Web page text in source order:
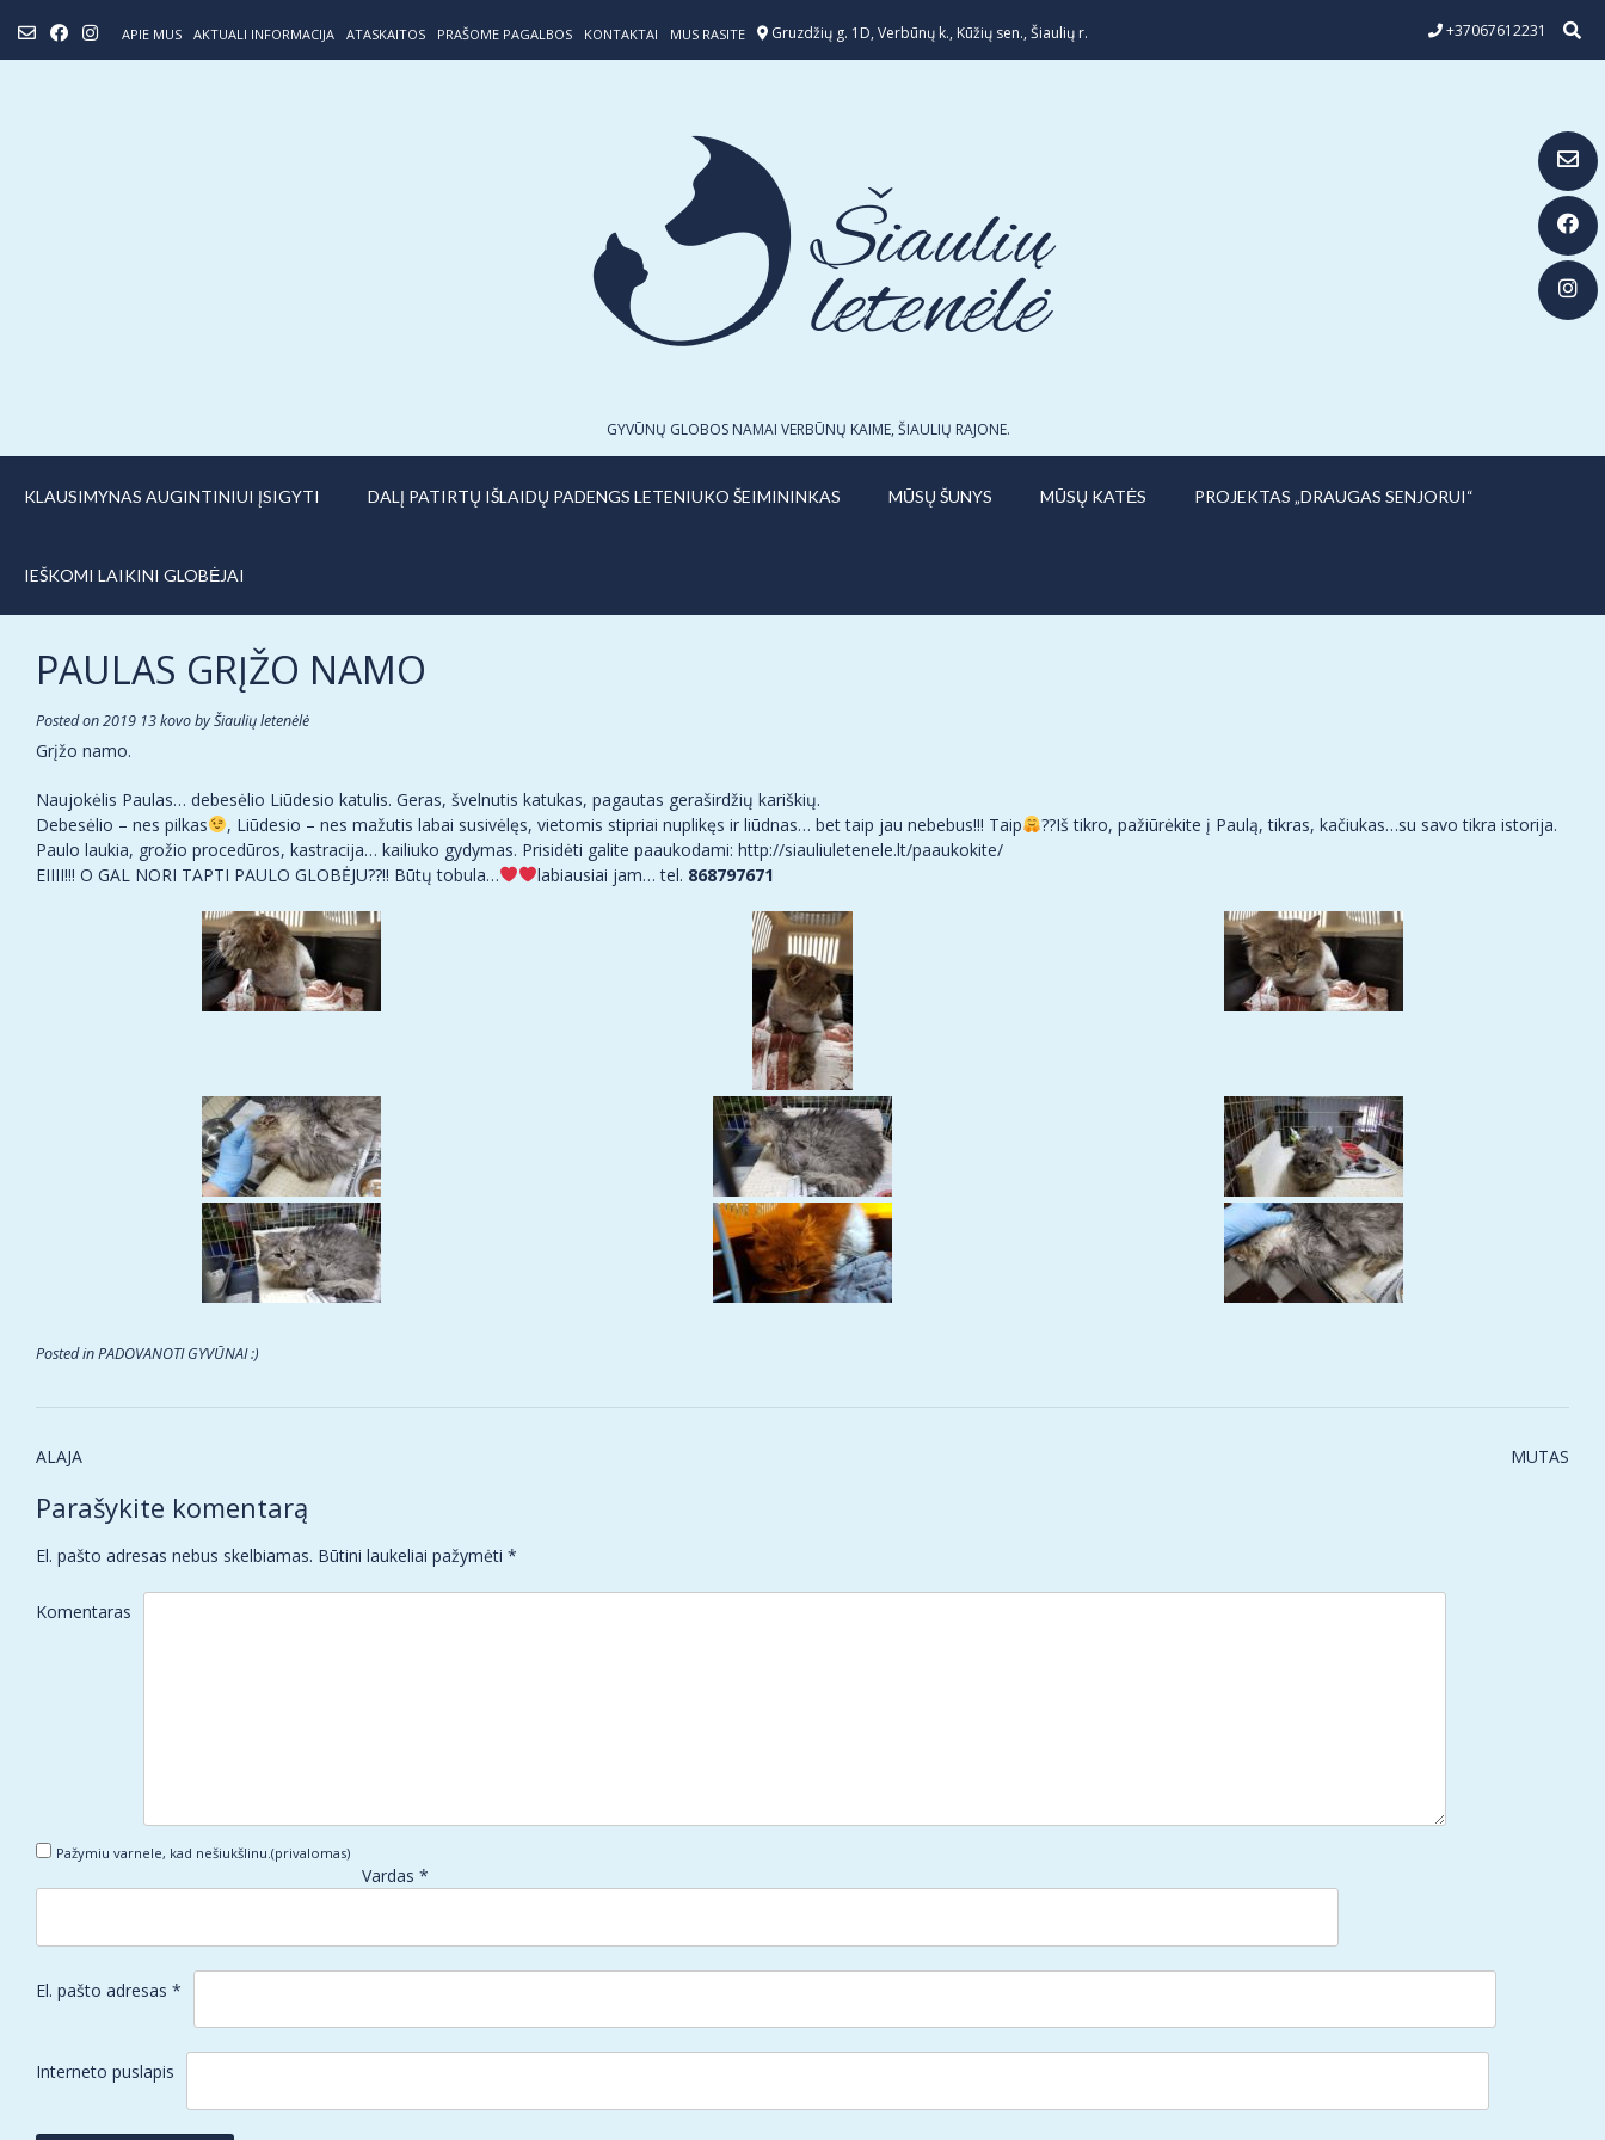
content
APIE MUS AKTUALI INFORMACIJA ATASKAITOS PRAŠOME PAGALBOS KONTAKTAI MUS RASITE Gruzdžių g. 1D, Verbūnų k., Kūžių sen., Šiaulių r. +37067612231
GYVŪNŲ GLOBOS NAMAI VERBŪNŲ KAIME, ŠIAULIŲ RAJONE.
KLAUSIMYNAS AUGINTINIUI ĮSIGYTI DALĮ PATIRTŲ IŠLAIDŲ PADENGS LETENIUKO ŠEIMININKAS MŪSŲ ŠUNYS MŪSŲ KATĖS PROJEKTAS „DRAUGAS SENJORUI“
IEŠKOMI LAIKINI GLOBĖJAI
PAULAS GRĮŽO NAMO
Posted on2019 13 kovobyŠiaulių letenėlė
Grįžo namo.
Naujokėlis Paulas… debesėlio Liūdesio katulis. Geras, švelnutis katukas, pagautas geraširdžių kariškių.
Debesėlio – nes pilkas
, Liūdesio – nes mažutis labai susivėlęs, vietomis stipriai nuplikęs ir liūdnas… bet taip jau nebebus!!! Taip
??Iš tikro, pažiūrėkite į Paulą, tikras, kačiukas…su savo tikra istorija.
Paulo laukia, grožio procedūros, kastracija… kailiuko gydymas. Prisidėti galite paaukodami: http://siauliuletenele.lt/paaukokite/
EIIII!!! O GAL NORI TAPTI PAULO GLOBĖJU??!! Būtų tobula…
labiausiai jam… tel. 868797671
Posted inPADOVANOTI GYVŪNAI :)
Post
ALAJA MUTAS
Parašykite komentarą
El. pašto adresas nebus skelbiamas. Būtini laukeliai pažymėti *
Komentaras
Pažymiu varnele, kad nešiukšlinu.(privalomas)
Vardas *
El. pašto adresas *
Interneto puslapis